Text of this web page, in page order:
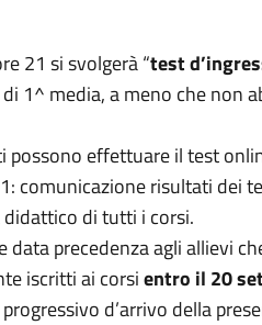
21 si svolgerà “test
1^ media, a meno che non
effettuare il test
comunicazione risultati dei
didattico di tutti i corsi.
data precedenza agli allievi
iscritti ai corsientro il 20
d’arrivo della